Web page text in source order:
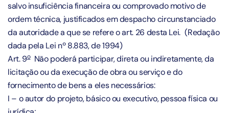
salvo insuficiência financeira ou comprovado motivo de
ordem técnica, justificados em despacho circunstanciado
da autoridade a que se refere o art. 26 desta Lei. (Redação
dada pela Lei nº 8.883, de 1994)
Art. 9oNão poderá participar, direta ou indiretamente, da
licitação ou da execução de obra ou serviço e do
fornecimento de bens a eles necessários:
I – o autor do projeto, básico ou executivo, pessoa física ou